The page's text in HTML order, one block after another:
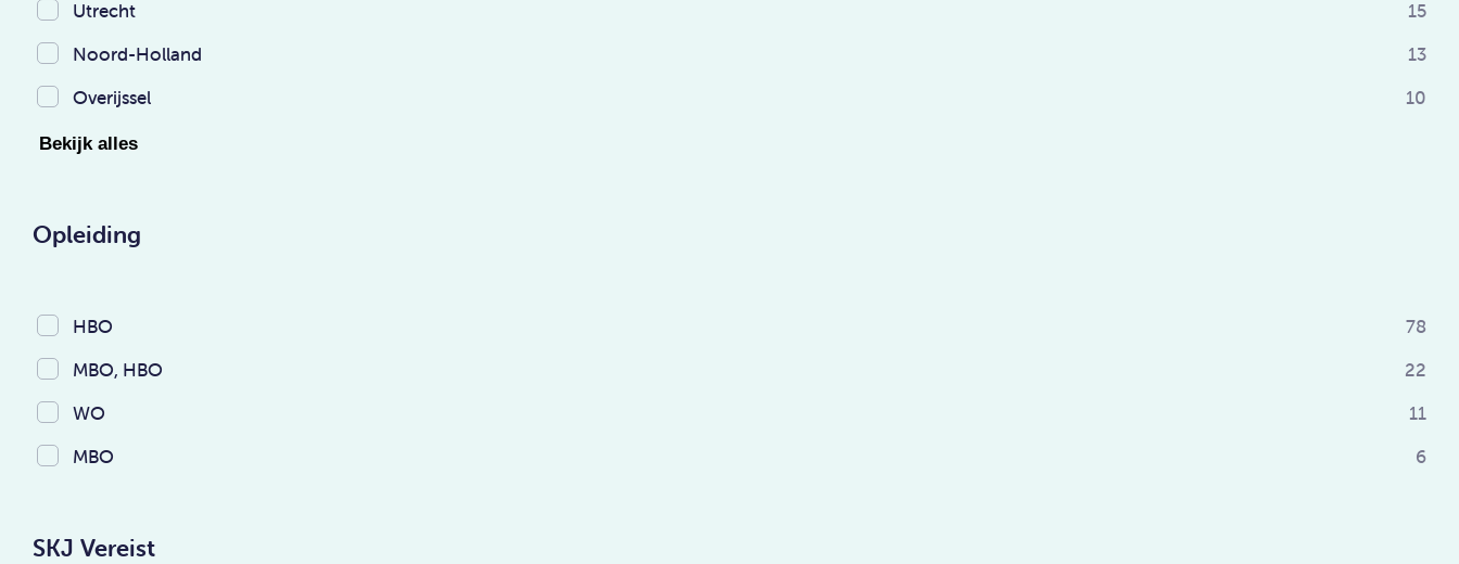
Utrecht
15
Noord-Holland
13
Overijssel
10
Bekijk alles
Opleiding
HBO
78
MBO, HBO
22
WO
11
MBO
6
SKJ Vereist